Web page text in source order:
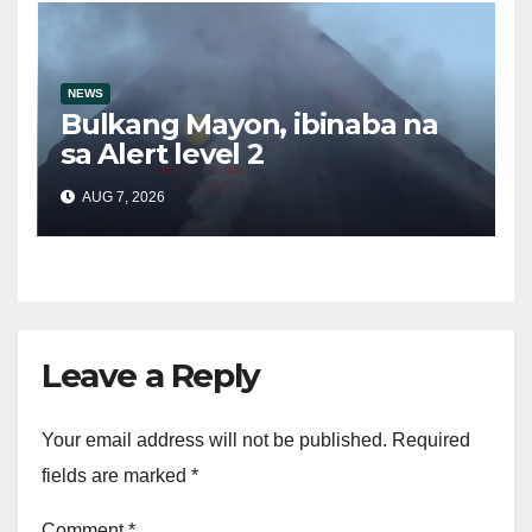
NEWS
Bulkang Mayon, ibinaba na
sa Alert level 2
AUG 7, 2026
Leave a Reply
Your email address will not be published. Required
fields are marked *